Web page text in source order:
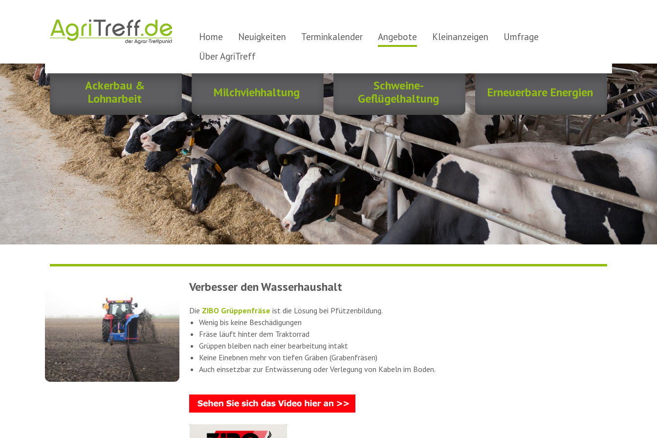
Home Neuigkeiten Terminkalender Angebote Kleinanzeigen
Umfrage
Über AgriTreff
Ackerbau &
Lohnarbeit
Milchviehhaltung
Schweine-
Geflügelhaltung
Erneuerbare Energien
Verbesser den Wasserhaushalt
Die ZIBO Grüppenfräse ist die Lösung bei Pfützenbildung.
Wenig bis keine Beschädigungen
Fräse läuft hinter dem Traktorrad
Grüppen bleiben nach einer bearbeitung intakt
Keine Einebnen mehr von tiefen Gräben (Grabenfräsen)
Auch einsetzbar zur Entwässerung oder Verlegung von Kabeln im Boden.